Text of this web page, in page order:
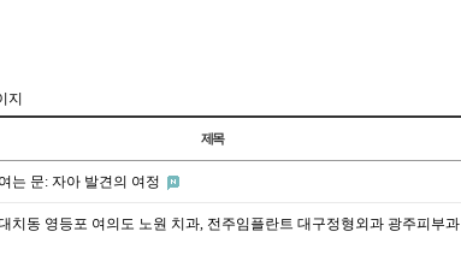
지
제목
는 문: 자아 발견의 여정
치동 영등포 여의도 노원 치과, 전주임플란트 대구정형외과 광주피부과